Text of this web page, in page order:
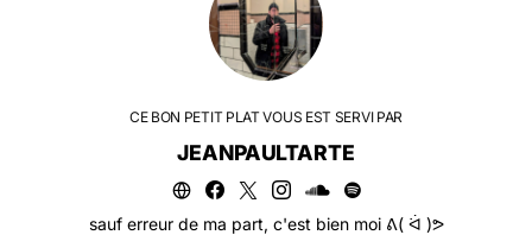
CE BON PETIT PLAT VOUS EST SERVI PAR
JEANPAULTARTE
sauf erreur de ma part, c'est bien moi ᕕ( ᐛ )ᕗ